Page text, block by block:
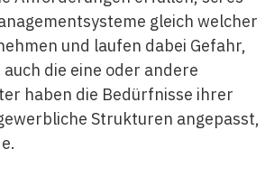
gleich welcher
und laufen dabei Gefahr,
die eine oder andere
haben die Bedürfnisse ihrer
Strukturen angepasst,